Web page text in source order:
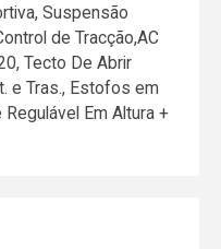
Suspensão
de Tracção,AC
Tecto De Abrir
e Tras., Estofos em
Em Altura +